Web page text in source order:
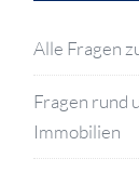
Alle Fragen
Fragen rund
Immobilien